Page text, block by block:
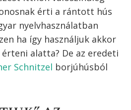
utal arra, hogy milyen
és sütünk.
hús kifejezést szinte
készült rántott
és a comb. Ez lehet